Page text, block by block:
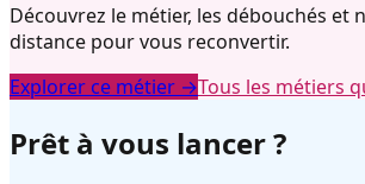
Découvrez le métier, les débouchés et
distance pour vous reconvertir.
Explorer ce métier →Tous les métiers
Prêt à vous lancer ?